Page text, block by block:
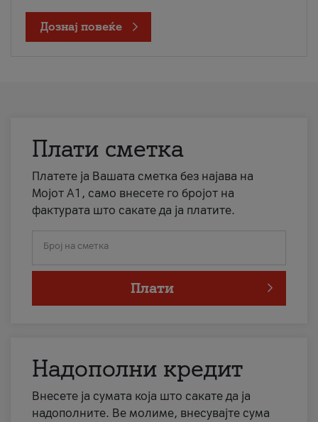
Дознај повеќе
Плати сметка
Платете ја Вашата сметка без најава на
Мојот А1, само внесете го бројот на
фактурата што сакате да ја платите.
Број на сметка
Плати
Надополни кредит
Внесете ја сумата која што сакате да ја
надополните. Ве молиме, внесувајте сума